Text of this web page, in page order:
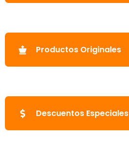
Productos Originales
Descuentos Especiales